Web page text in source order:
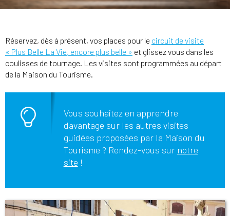
Réservez, dès à présent, vos places pour le circuit de visite
« Plus Belle La Vie, encore plus belle » et glissez vous dans les
coulisses de tournage. Les visites sont programmées au départ
de la Maison du Tourisme.
Vous souhaitez en apprendre
davantage sur les autres visites
guidées proposées par la Maison du
Tourisme ? Rendez-vous sur notre
site !